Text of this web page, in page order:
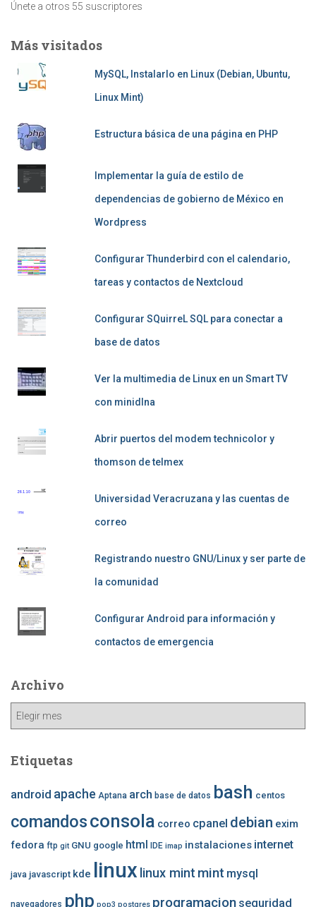
Únete a otros 55 suscriptores
Más visitados
MySQL, Instalarlo en Linux (Debian, Ubuntu,
Linux Mint)
Estructura básica de una página en PHP
Implementar la guía de estilo de
dependencias de gobierno de México en
Wordpress
Configurar Thunderbird con el calendario,
tareas y contactos de Nextcloud
Configurar SQuirreL SQL para conectar a
base de datos
Ver la multimedia de Linux en un Smart TV
con minidlna
Abrir puertos del modem technicolor y
thomson de telmex
Universidad Veracruzana y las cuentas de
correo
Registrando nuestro GNU/Linux y ser parte de
la comunidad
Configurar Android para información y
contactos de emergencia
Archivo
Archivo
Etiquetas
android apache Aptana arch base de datos bash centos
comandosconsola correo cpanel debian exim
fedora ftp git GNU google html IDE imap instalaciones internet
java javascript kde linux linux mint mint mysql
navegadores php pop3 postgres programacion seguridad